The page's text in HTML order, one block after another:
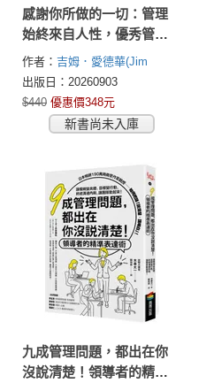
感謝你所做的一切：管理
始終來自人性，優秀管理
者的領導祕訣
作者： 吉姆．愛德華(Jim
Edwards)
出版日：20260903
$440 優惠價348元
新書尚未入庫
九成管理問題，都出在你
沒說清楚！領導者的精準